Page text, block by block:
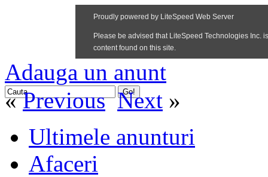
Adauga un anunt
«Previous Next »
Ultimele anunturi
Afaceri